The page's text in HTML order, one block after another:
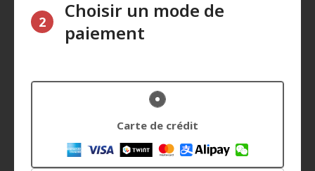
2
Choisir un mode de
paiement
Carte de crédit